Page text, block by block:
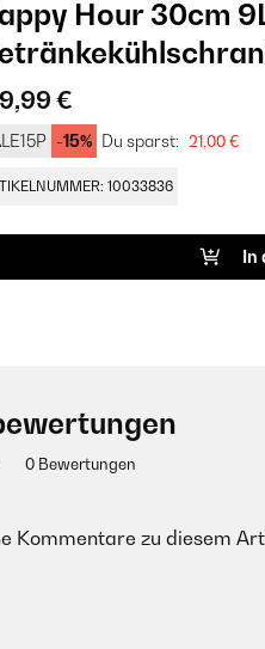
Hour 30cm
€
-15% Du sparst: 21,00 €
10033836
In
0 Bewertungen
Kommentare zu diesem